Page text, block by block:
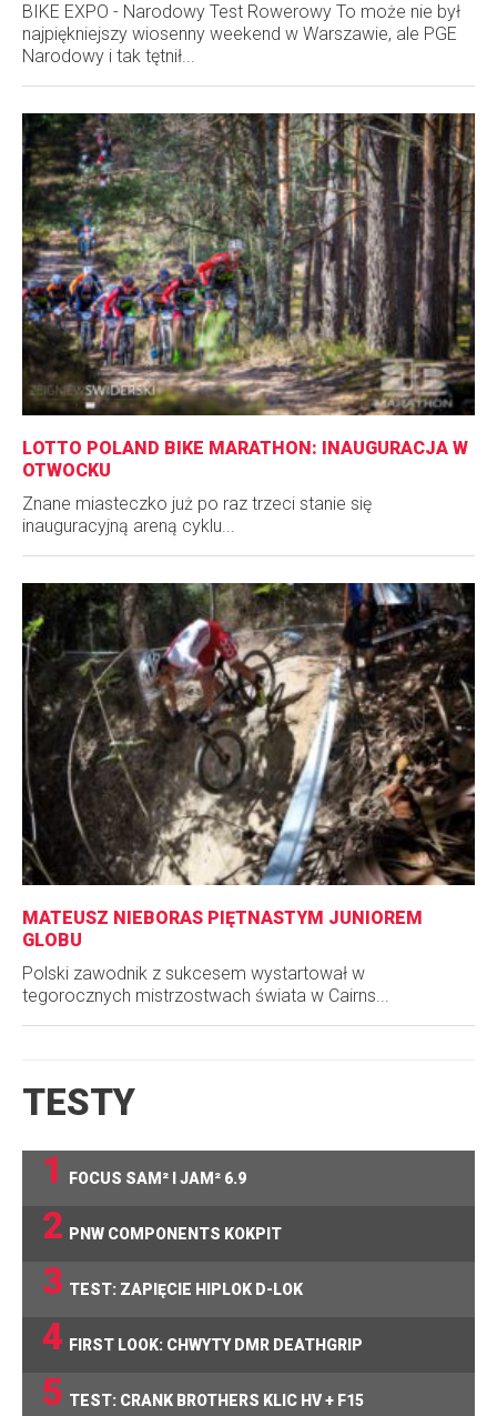
BIKE EXPO - Narodowy Test Rowerowy To może nie był
najpiękniejszy wiosenny weekend w Warszawie, ale PGE
Narodowy i tak tętnił...
LOTTO POLAND BIKE MARATHON: INAUGURACJA W
OTWOCKU
Znane miasteczko już po raz trzeci stanie się
inauguracyjną areną cyklu...
MATEUSZ NIEBORAS PIĘTNASTYM JUNIOREM
GLOBU
Polski zawodnik z sukcesem wystartował w
tegorocznych mistrzostwach świata w Cairns...
TESTY
1
FOCUS SAM² I JAM² 6.9
2 PNW COMPONENTS KOKPIT
3 TEST: ZAPIĘCIE HIPLOK D-LOK
4 FIRST LOOK: CHWYTY DMR DEATHGRIP
5 TEST: CRANK BROTHERS KLIC HV + F15